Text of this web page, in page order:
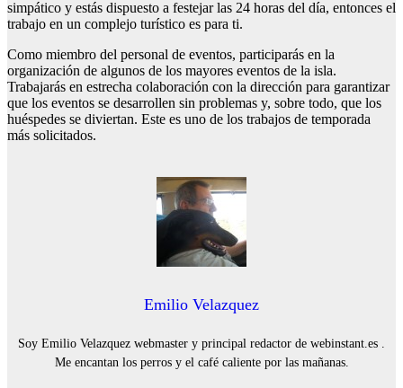
simpático y estás dispuesto a festejar las 24 horas del día, entonces el
trabajo en un complejo turístico es para ti.
Como miembro del personal de eventos, participarás en la
organización de algunos de los mayores eventos de la isla.
Trabajarás en estrecha colaboración con la dirección para garantizar
que los eventos se desarrollen sin problemas y, sobre todo, que los
huéspedes se diviertan. Este es uno de los trabajos de temporada
más solicitados.
Emilio Velazquez
Soy Emilio Velazquez webmaster y principal redactor de webinstant.es .
Me encantan los perros y el café caliente por las mañanas.